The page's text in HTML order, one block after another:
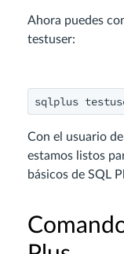
Ahora puedes
testuser:
sqlplus
Con el usuario
estamos listos
básicos de SQL